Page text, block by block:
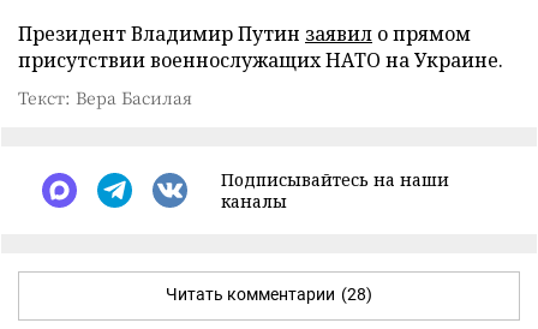
Президент Владимир Путин заявил о прямом
присутствии военнослужащих НАТО на Украине.
Текст: Вера Басилая
Подписывайтесь на наши
каналы
Читать комментарии (28)